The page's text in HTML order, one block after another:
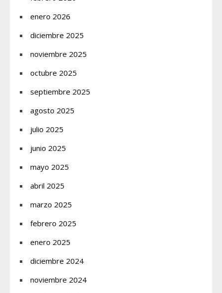
enero 2026
diciembre 2025
noviembre 2025
octubre 2025
septiembre 2025
agosto 2025
julio 2025
junio 2025
mayo 2025
abril 2025
marzo 2025
febrero 2025
enero 2025
diciembre 2024
noviembre 2024